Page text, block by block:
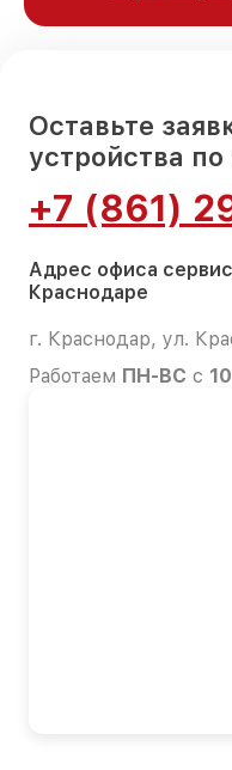
Оставьте
устройства
+7 (861)
Адрес офиса
Краснодаре
г. Краснодар, ул.
Работаем ПН-ВС с